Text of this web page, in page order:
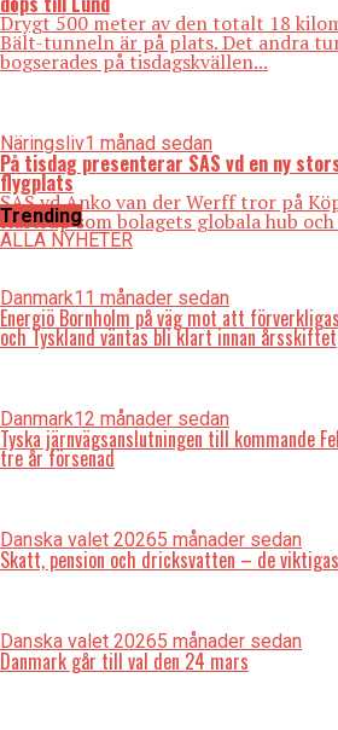
Drygt 500 meter av den totalt 18
Bält-tunneln är på plats. Det andra
bogserades på tisdagskvällen...
Näringsliv1 månad sedan
På tisdag presenterar SAS vd en ny
flygplats
SAS vd Anko van der Werff tror på
Kastrup som bolagets globala hub
ALLA NYHETER
Trending
Danmark11 månader sedan
Energiö Bornholm på väg mot att
och Tyskland väntas bli klart innan årsskiftet
Danmark12 månader sedan
Tyska järnvägsanslutningen till kommande
tre år försenad
Danska valet 20265 månader sedan
Skatt, pension och dricksvatten – de
Danska valet 20265 månader sedan
Danmark går till val den 24 mars